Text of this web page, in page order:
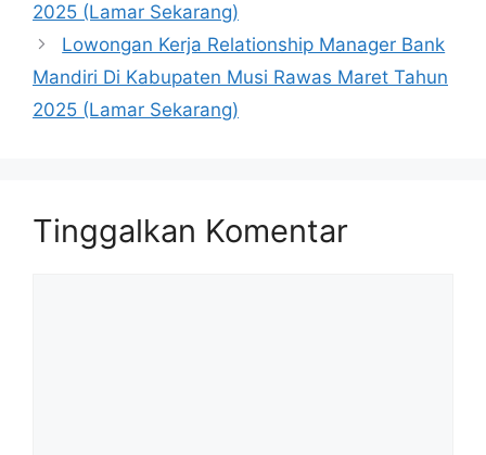
2025 (Lamar Sekarang)
Lowongan Kerja Relationship Manager Bank
Mandiri Di Kabupaten Musi Rawas Maret Tahun
2025 (Lamar Sekarang)
Tinggalkan Komentar